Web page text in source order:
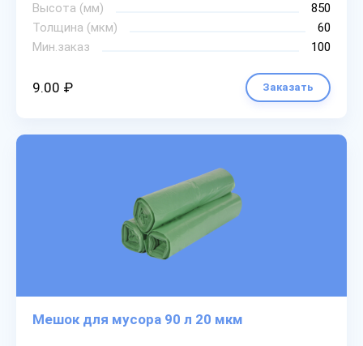
Высота (мм)
850
Толщина (мкм)
60
Мин.заказ
100
9.00 ₽ Заказать
Мешок для мусора 90 л 20 мкм